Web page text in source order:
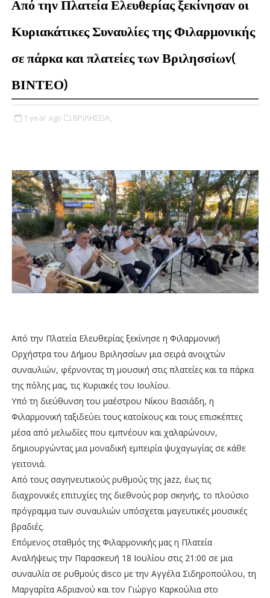
Από την Πλατεία Ελευθερίας ξεκίνησαν οι
Κυριακάτικες Συναυλίες της Φιλαρμονικής
σε πάρκα και πλατείες των Βριλησσίων(
ΒΙΝΤΕΟ)
1 year ago ΒΡΙΛΗΣΣΙΑ,
Από την Πλατεία Ελευθερίας ξεκίνησε η Φιλαρμονική
Ορχήστρα του Δήμου Βριλησσίων μια σειρά ανοιχτών
συναυλιών, φέρνοντας τη μουσική στις πλατείες και τα πάρκα
της πόλης μας, τις Κυριακές του Ιουλίου.
Υπό τη διεύθυνση του μαέστρου Νίκου Βασιάδη, η
Φιλαρμονική ταξιδεύει τους κατοίκους και τους επισκέπτες
μέσα από μελωδίες που εμπνέουν και χαλαρώνουν,
δημιουργώντας μια μοναδική εμπειρία ψυχαγωγίας σε κάθε
γειτονιά.
Από τους σαγηνευτικούς ρυθμούς της jazz, έως τις
διαχρονικές επιτυχίες της διεθνούς pop σκηνής, το πλούσιο
πρόγραμμα των συναυλιών υπόσχεται μαγευτικές μουσικές
βραδιές.
Επόμενος σταθμός της Φιλαρμονικής μας η Πλατεία
Αναλήψεως την Παρασκευή 18 Ιουλίου στις 21:00 σε μια
συναυλία σε ρυθμούς disco με την Αγγέλα Σιδηροπούλου, τη
Μαργαρίτα Αδριανού και τον Γιώργο Καρκούλια στο